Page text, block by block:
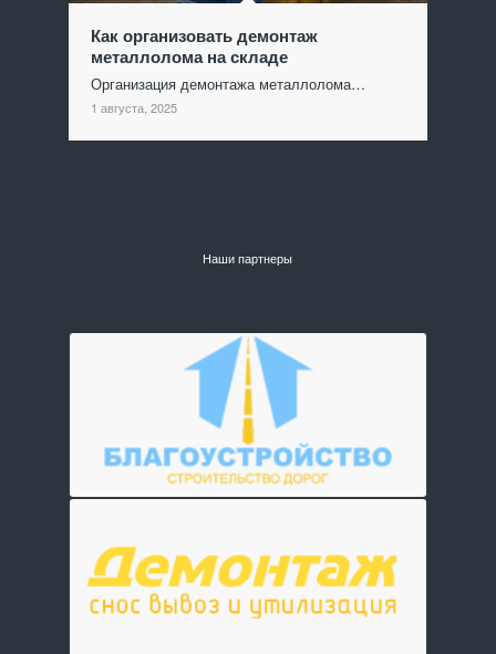
Как организовать демонтаж
металлолома на складе
Организация демонтажа металлолома…
1 августа, 2025
Наши партнеры